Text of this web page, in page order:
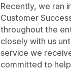
Recently, we ran
Customer
throughout the
closely with us
service we
committed to